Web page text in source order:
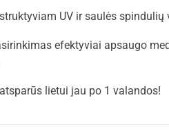
UV ir saulės spindulių
efektyviai apsaugo
lietui jau po 1 valandos!